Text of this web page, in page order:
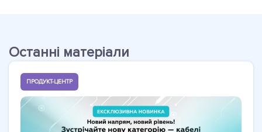
Останні матеріали
ПРОДУКТ-ЦЕНТР